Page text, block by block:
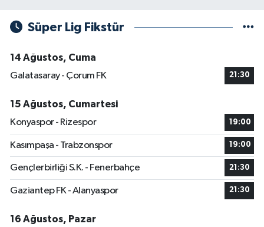
Süper Lig Fikstür
14 Ağustos, Cuma
Galatasaray - Çorum FK
21:30
15 Ağustos, Cumartesi
Konyaspor - Rizespor
19:00
Kasımpaşa - Trabzonspor 19:00
Gençlerbirliği S.K. - Fenerbahçe 21:30
Gaziantep FK - Alanyaspor 21:30
16 Ağustos, Pazar